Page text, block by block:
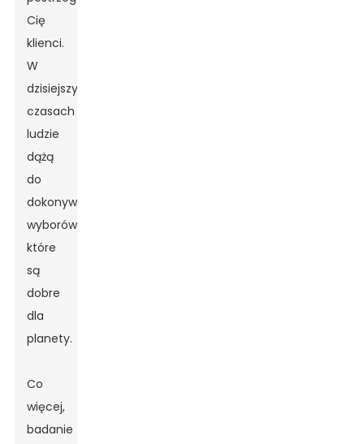
Cię
klienci.
W
dzisiejszych
czasach
ludzie
dążą
do
dokonywania
wyborów,
które
są
dobre
dla
planety.
Co
więcej,
badanie